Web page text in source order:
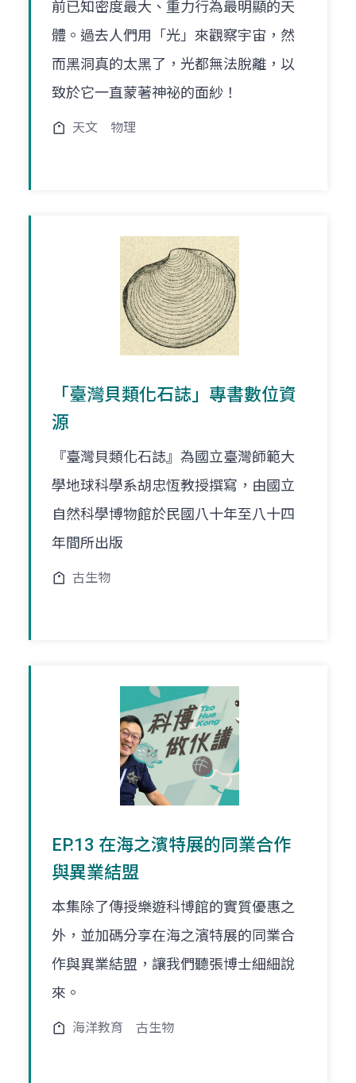
前已知密度最大、重力行為最明顯的天
體。過去人們用「光」來觀察宇宙，然
而黑洞真的太黑了，光都無法脫離，以
致於它一直蒙著神祕的面紗！
天文 物理
「臺灣貝類化石誌」專書數位資
源
『臺灣貝類化石誌』為國立臺灣師範大
學地球科學系胡忠恆教授撰寫，由國立
自然科學博物館於民國八十年至八十四
年間所出版
古生物
EP.13 在海之濱特展的同業合作
與異業結盟
本集除了傳授樂遊科博館的實質優惠之
外，並加碼分享在海之濱特展的同業合
作與異業結盟，讓我們聽張博士細細說
來。
海洋教育 古生物